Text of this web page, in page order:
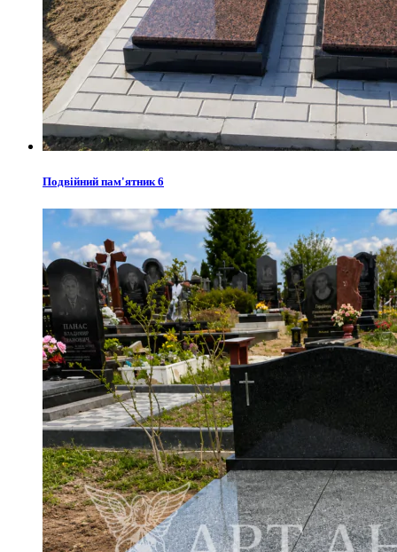
Подвійний пам'ятник 6